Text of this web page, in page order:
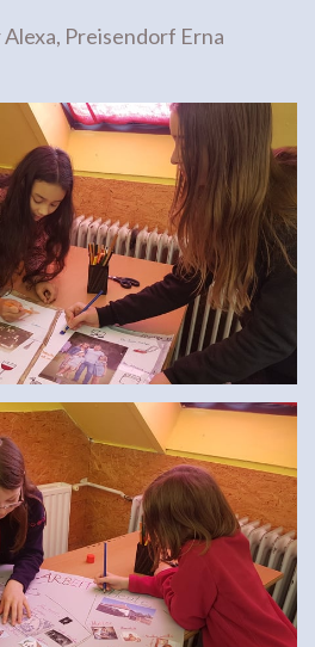
Preisendorf Erna